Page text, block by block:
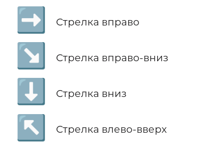
➡️ Стрелка вправо
↘️ Стрелка вправо-вниз
⬇️ Стрелка вниз
↖️ Стрелка влево-вверх